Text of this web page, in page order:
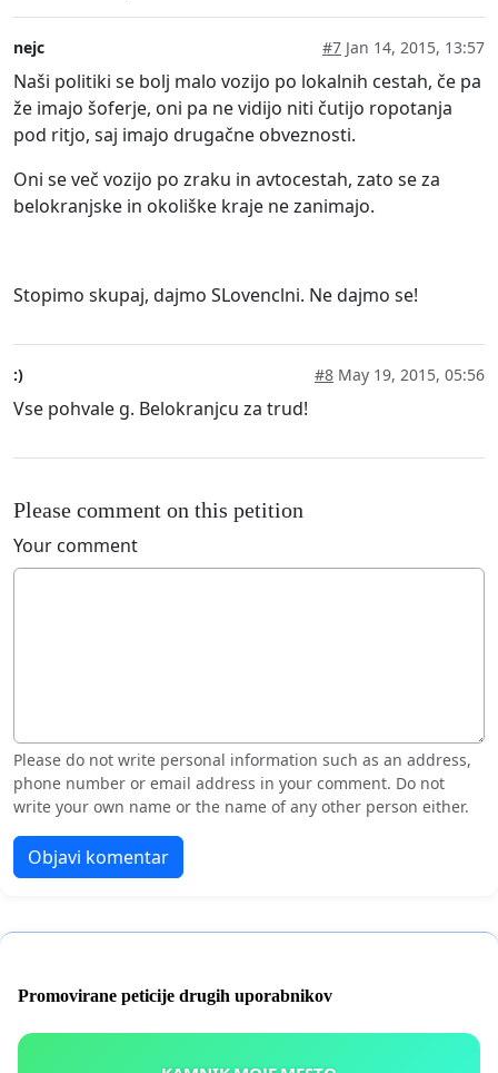
nejc #7 Jan 14, 2015, 13:57
Naši politiki se bolj malo vozijo po lokalnih cestah, če pa
že imajo šoferje, oni pa ne vidijo niti čutijo ropotanja
pod ritjo, saj imajo drugačne obveznosti.
Oni se več vozijo po zraku in avtocestah, zato se za
belokranjske in okoliške kraje ne zanimajo.
Stopimo skupaj, dajmo SLovenclni. Ne dajmo se!
:) #8 May 19, 2015, 05:56
Vse pohvale g. Belokranjcu za trud!
Please comment on this petition
Your comment
Please do not write personal information such as an address,
phone number or email address in your comment. Do not
write your own name or the name of any other person either.
Objavi komentar
Promovirane peticije drugih uporabnikov